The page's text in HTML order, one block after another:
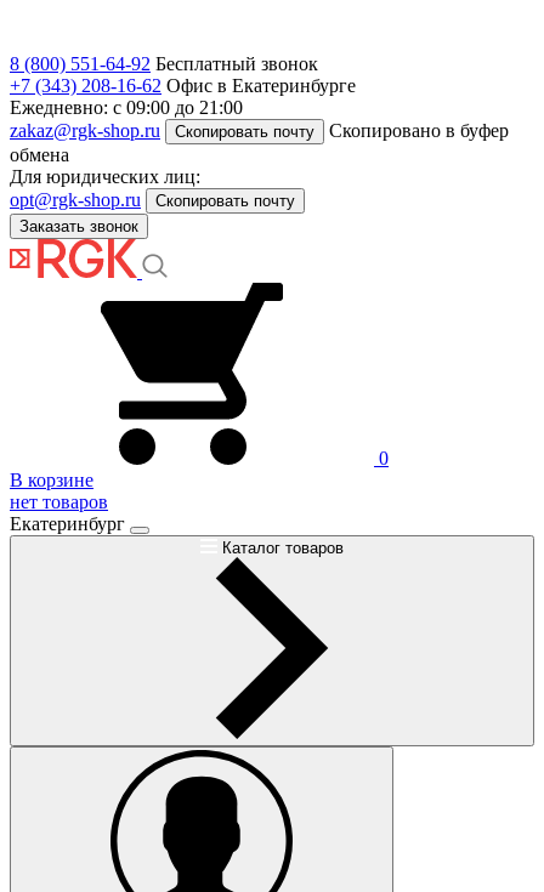
8 (800) 551-64-92 Бесплатный звонок
+7 (343) 208-16-62 Офис в Екатеринбурге
Ежедневно: с 09:00 до 21:00
zakaz@rgk-shop.ru
Скопировать почту
Скопировано в буфер
обмена
Для юридических лиц:
opt@rgk-shop.ru
Скопировать почту
Заказать звонок
0
В корзине
нет товаров
Екатеринбург
Каталог товаров